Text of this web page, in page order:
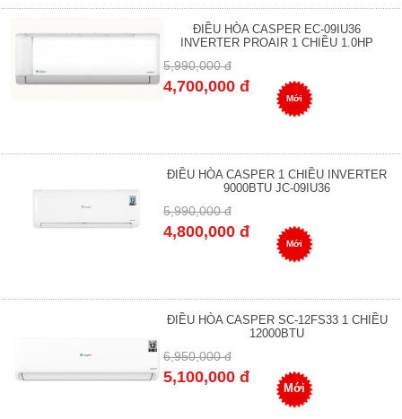
ĐIỀU HÒA CASPER EC-09IU36
INVERTER PROAIR 1 CHIỀU 1.0HP
5,990,000 đ
4,700,000 đ
Mới
ĐIỀU HÒA CASPER 1 CHIỀU INVERTER
9000BTU JC-09IU36
5,990,000 đ
4,800,000 đ
Mới
ĐIỀU HÒA CASPER SC-12FS33 1 CHIỀU
12000BTU
6,950,000 đ
5,100,000 đ
Mới